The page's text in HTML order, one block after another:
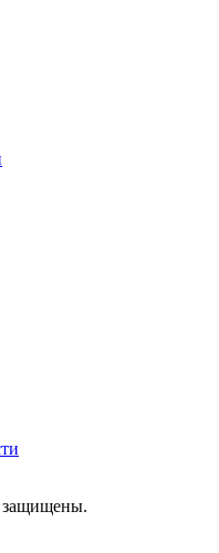
защищены.